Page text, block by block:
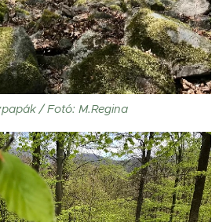
/ Fotó: M.Regina